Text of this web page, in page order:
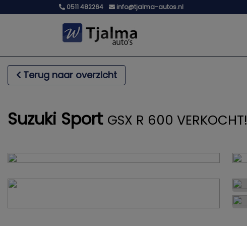
0511 482264 info@tjalma-autos.nl
Terug naar overzicht
Suzuki Sport GSX R 600 VERKOCHT!